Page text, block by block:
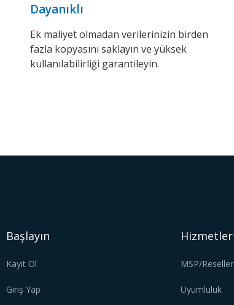
Dayanıklı
Ek maliyet olmadan verilerinizin birden
fazla kopyasını saklayın ve yüksek
kullanılabilirliği garantileyin.
Başlayın
Kayıt Ol
Giriş Yap
Hizmetler
MSP/Reseller
Uyumluluk